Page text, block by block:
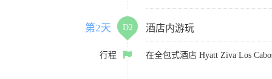
第2天 D2 酒店内游玩
行程 在全包式酒店 Hyatt Ziva Los